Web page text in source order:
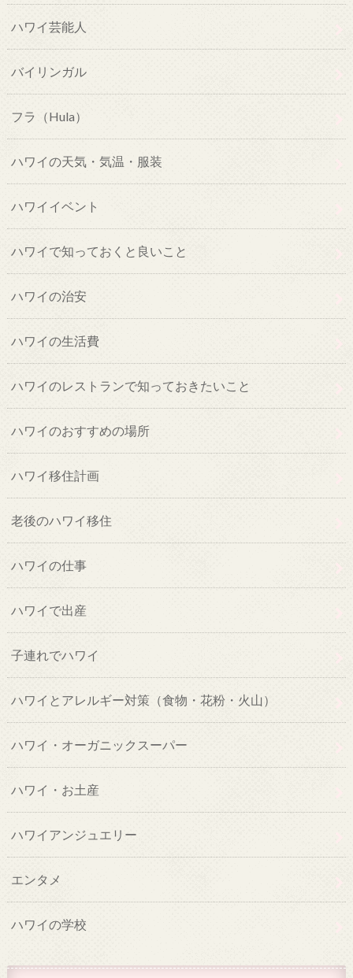
ハワイ芸能人
バイリンガル
フラ（Hula）
ハワイの天気・気温・服装
ハワイイベント
ハワイで知っておくと良いこと
ハワイの治安
ハワイの生活費
ハワイのレストランで知っておきたいこと
ハワイのおすすめの場所
ハワイ移住計画
老後のハワイ移住
ハワイの仕事
ハワイで出産
子連れでハワイ
ハワイとアレルギー対策（食物・花粉・火山）
ハワイ・オーガニックスーパー
ハワイ・お土産
ハワイアンジュエリー
エンタメ
ハワイの学校